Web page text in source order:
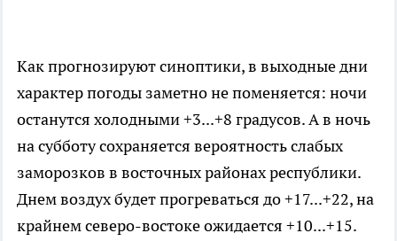
Как прогнозируют синоптики, в выходные дни
характер погоды заметно не поменяется: ночи
останутся холодными +3...+8 градусов. А в ночь
на субботу сохраняется вероятность слабых
заморозков в восточных районах республики.
Днем воздух будет прогреваться до +17...+22, на
крайнем северо-востоке ожидается +10...+15.